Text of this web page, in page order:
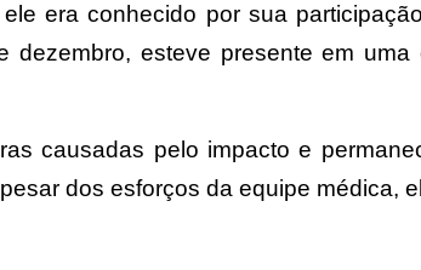
era conhecido por sua
dezembro, esteve presente em
causadas pelo impacto e
dos esforços da equipe médica,